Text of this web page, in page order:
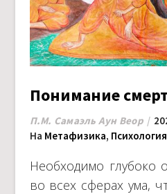
Понимание
П.М. Самаэль Аун Веор
На Метафизика, Психология
Необходимо глубоко
во всех сферах ума,